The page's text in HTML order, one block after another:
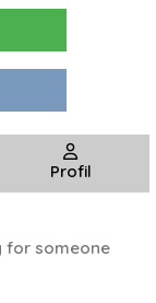
Profil
for someone